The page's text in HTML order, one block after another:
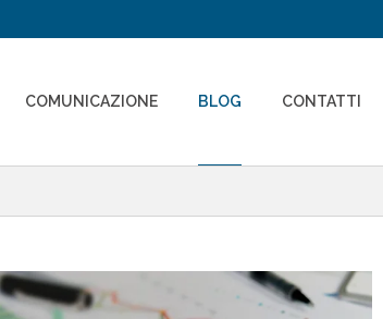
COMUNICAZIONE BLOG CONTATTI